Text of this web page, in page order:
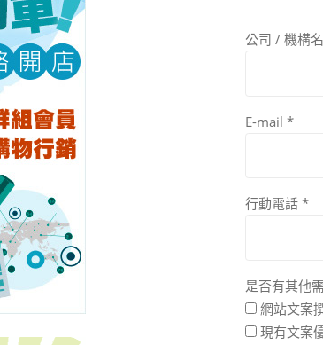
公司 / 機構
E-mail *
行動電話 *
是否有其他
網站文案
現有文案